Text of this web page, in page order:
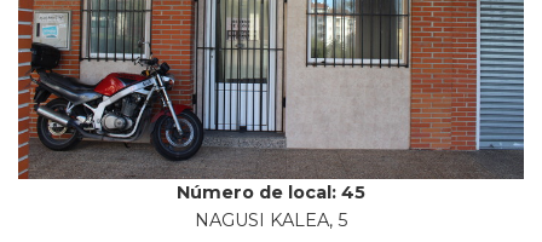
Número de local: 45
NAGUSI KALEA, 5